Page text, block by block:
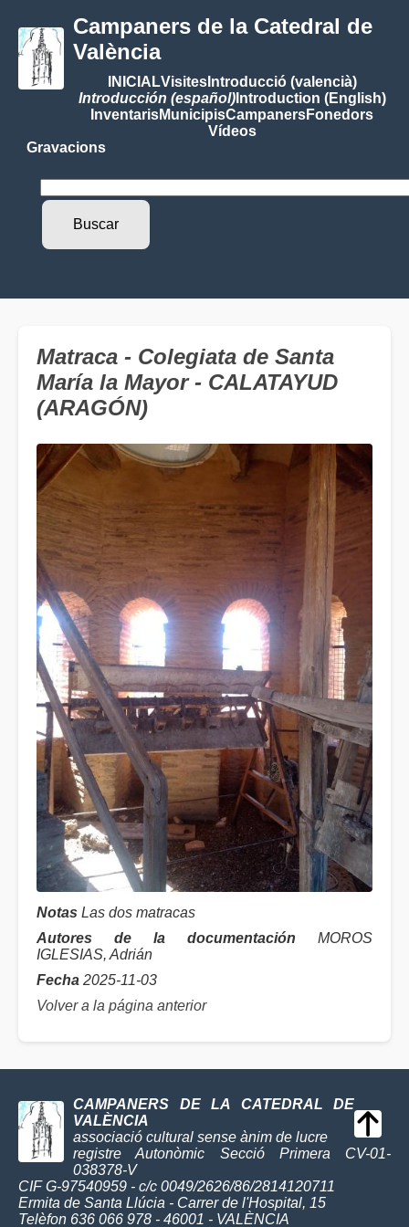
Campaners de la Catedral de
València
INICIALVisitesIntroducció (valencià)
Introducción (español)Introduction (English)
InventarisMunicipisCampanersFonedors
Vídeos
Gravacions
Matraca - Colegiata de Santa
María la Mayor - CALATAYUD
(ARAGÓN)
Notas Las dos matracas
Autores de la documentación MOROS
IGLESIAS, Adrián
Fecha 2025-11-03
Volver a la página anterior
CAMPANERS DE LA CATEDRAL DE
VALÈNCIA
associació cultural sense ànim de lucre
registre Autonòmic Secció Primera CV-01-
038378-V
CIF G-97540959 - c/c 0049/2626/86/2814120711
Ermita de Santa Llúcia - Carrer de l'Hospital, 15
Telèfon 636 066 978 - 46001 - VALÈNCIA